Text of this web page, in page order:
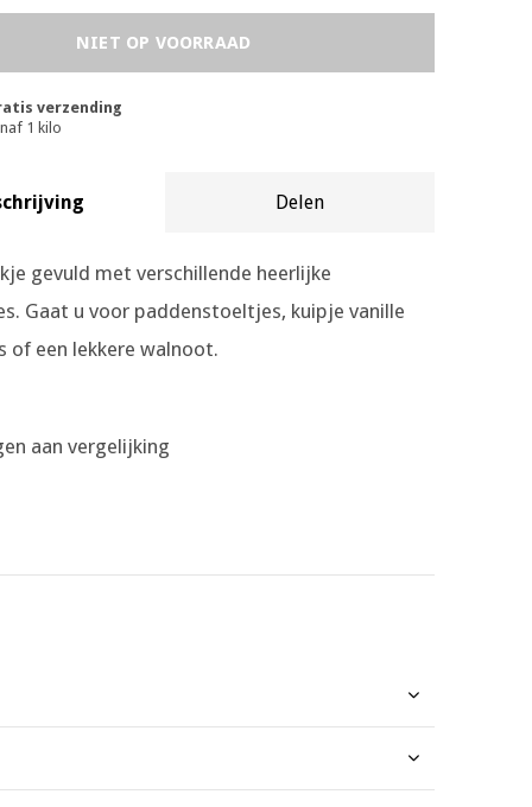
NIET OP VOORRAAD
verzending
1 kilo
Delen
gevuld met verschillende heerlijke
Gaat u voor paddenstoeltjes, kuipje vanille
of een lekkere walnoot.
aan vergelijking